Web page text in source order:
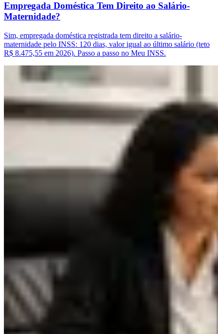
Empregada Doméstica Tem Direito ao Salário-
Maternidade?
Sim, empregada doméstica registrada tem direito a salário-
maternidade pelo INSS: 120 dias, valor igual ao último salário (teto
R$ 8.475,55 em 2026). Passo a passo no Meu INSS.